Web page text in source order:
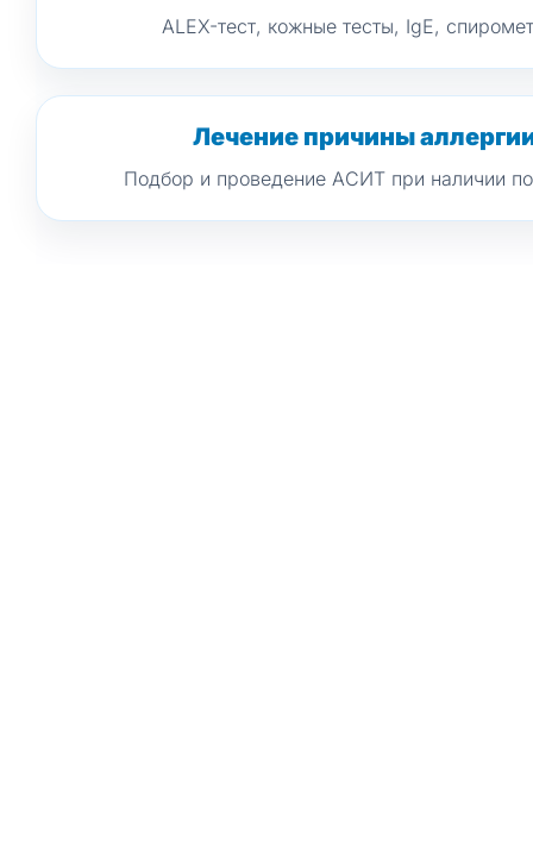
ALEX-тест, кожные тесты, IgE,
Лечение причины
Подбор и проведение АСИТ при наличии